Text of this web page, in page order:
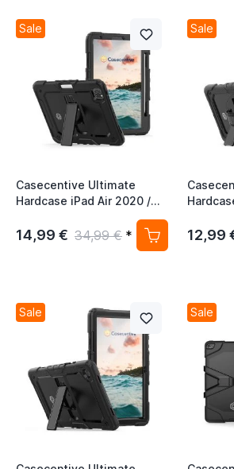
Sale
Casecentive Ultimate
Hardcase iPad Air 2020 /
14,99 € 34,99 € *
Sale
12,99
Sale Sale